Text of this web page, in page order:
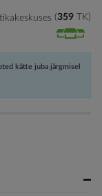
359 TK
kätte juba järgmisel